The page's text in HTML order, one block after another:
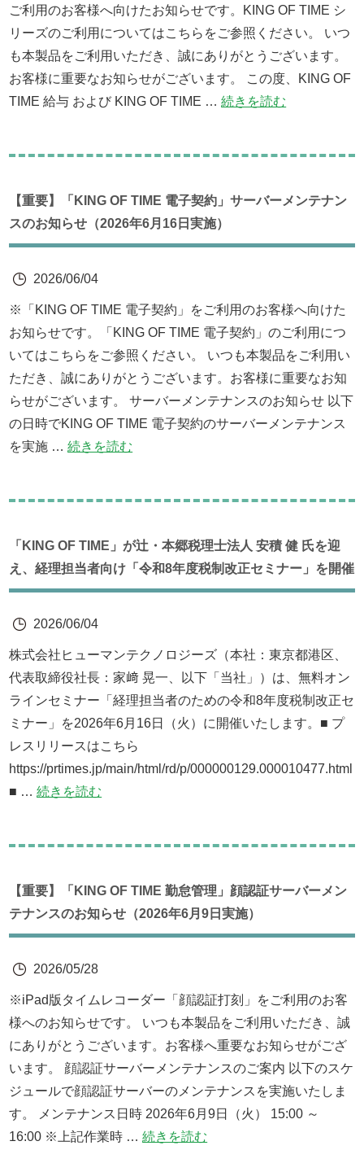
ご利用のお客様へ向けたお知らせです。KING OF TIME シ
リーズのご利用についてはこちらをご参照ください。 いつ
も本製品をご利用いただき、誠にありがとうございます。
お客様に重要なお知らせがございます。 この度、KING OF
TIME 給与 および KING OF TIME …続きを読む
【重要】「KING OF TIME 電子契約」サーバーメンテナン
スのお知らせ（2026年6月16日実施）
2026/06/04
※「KING OF TIME 電子契約」をご利用のお客様へ向けた
お知らせです。「KING OF TIME 電子契約」のご利用につ
いてはこちらをご参照ください。 いつも本製品をご利用い
ただき、誠にありがとうございます。お客様に重要なお知
らせがございます。 サーバーメンテナンスのお知らせ 以下
の日時でKING OF TIME 電子契約のサーバーメンテナンス
を実施 …続きを読む
「KING OF TIME」が辻・本郷税理士法人 安積 健 氏を迎
え、経理担当者向け「令和8年度税制改正セミナー」を開催
2026/06/04
株式会社ヒューマンテクノロジーズ（本社：東京都港区、
代表取締役社長：家﨑 晃一、以下「当社」）は、無料オン
ラインセミナー「経理担当者のための令和8年度税制改正セ
ミナー」を2026年6月16日（火）に開催いたします。■ プ
レスリリースはこちら
https://prtimes.jp/main/html/rd/p/000000129.000010477.html
■ …続きを読む
【重要】「KING OF TIME 勤怠管理」顔認証サーバーメン
テナンスのお知らせ（2026年6月9日実施）
2026/05/28
※iPad版タイムレコーダー「顔認証打刻」をご利用のお客
様へのお知らせです。 いつも本製品をご利用いただき、誠
にありがとうございます。お客様へ重要なお知らせがござ
います。 顔認証サーバーメンテナンスのご案内 以下のスケ
ジュールで顔認証サーバーのメンテナンスを実施いたしま
す。 メンテナンス日時 2026年6月9日（火） 15:00 ～
16:00 ※上記作業時 …続きを読む